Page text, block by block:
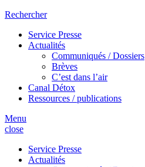
Rechercher
Service Presse
Actualités
Communiqués / Dossiers
Brèves
C’est dans l’air
Canal Détox
Ressources / publications
Menu
close
Service Presse
Actualités